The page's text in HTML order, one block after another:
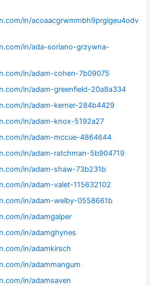
in/acoaacgrwmmbh9prglgeu4odv
in/ada-soriano-grzywna-
in/adam-cohen-7b09075
in/adam-greenfield-20a8a334
in/adam-kerner-284b4429
in/adam-knox-5192a27
in/adam-mccue-4864644
in/adam-ratchman-5b904719
in/adam-shaw-73b231b
in/adam-valet-115632102
in/adam-welby-0558661b
in/adamgalper
in/adamghynes
in/adamkirsch
in/adammangum
in/adamsaven